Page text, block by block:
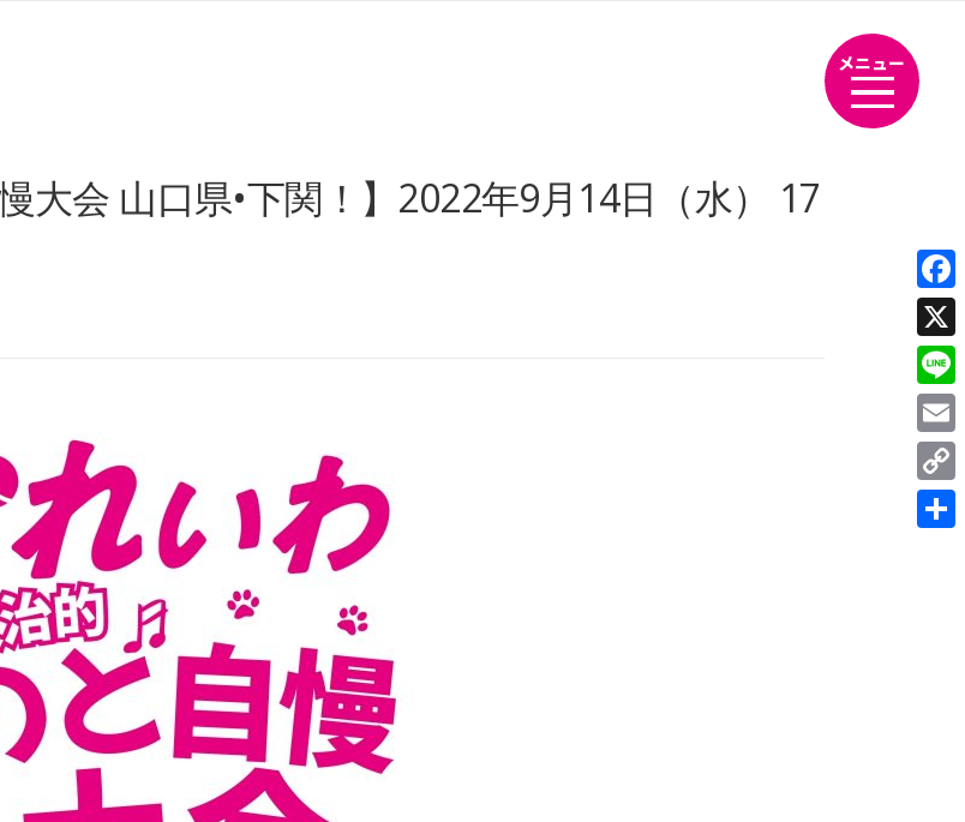
メニュー
大会 山口県•下関！】2022年9月14日（水） 17
X
Line
Link